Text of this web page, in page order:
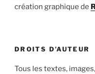
création graphique de
DROITS D’AUTEUR
Tous les textes,